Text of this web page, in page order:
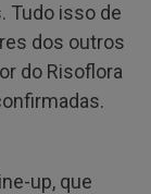
Tudo isso de
dos outros
do Risoflora
up, que